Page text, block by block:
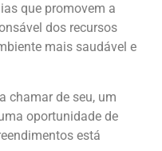
que promovem a
dos recursos
mais saudável e
chamar de seu, um
oportunidade de
está